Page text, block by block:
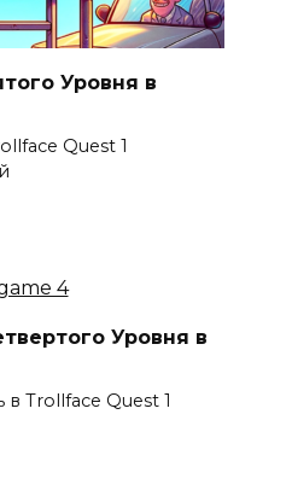
Уровня в
Quest 1
Уровня в
Trollface Quest 1